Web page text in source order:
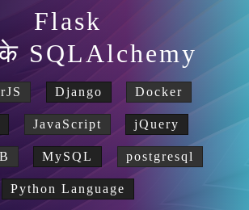
Flask
के SQLAlchemy
Django Docker
JavaScript jQuery
MySQL postgresql
Python Language